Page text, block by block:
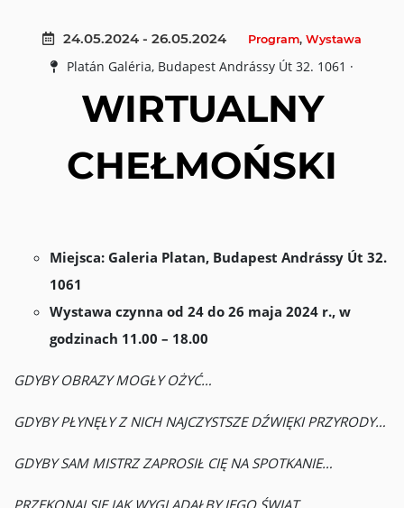
24.05.2024 - 26.05.2024 Program, Wystawa
Platán Galéria, Budapest Andrássy Út 32. 1061 ·
WIRTUALNY
CHEŁMOŃSKI
Miejsca: Galeria Platan, Budapest Andrássy Út 32.
1061
Wystawa czynna od 24 do 26 maja 2024 r., w
godzinach 11.00 – 18.00
GDYBY OBRAZY MOGŁY OŻYĆ…
GDYBY PŁYNĘŁY Z NICH NAJCZYSTSZE DŹWIĘKI PRZYRODY…
GDYBY SAM MISTRZ ZAPROSIŁ CIĘ NA SPOTKANIE…
PRZEKONAJ SIĘ JAK WYGLĄDAŁBY JEGO ŚWIAT